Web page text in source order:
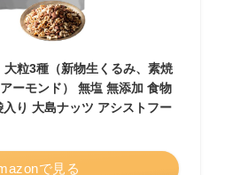
粒3種（新物生くるみ、素焼
ーモンド） 無塩 無添加 食物
り 大島ナッツ アシストフー
で見る